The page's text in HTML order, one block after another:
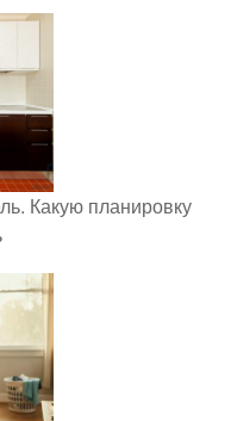
Какую планировку